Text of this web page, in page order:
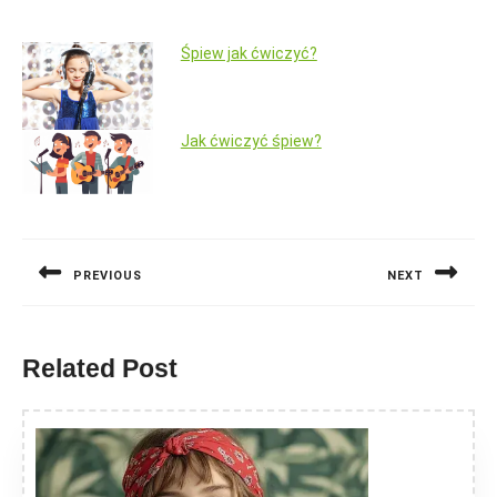
Śpiew jak ćwiczyć?
Jak ćwiczyć śpiew?
PREVIOUS NEXT
Related Post